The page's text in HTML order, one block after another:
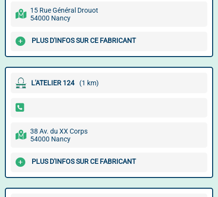
15 Rue Général Drouot
54000 Nancy
PLUS D'INFOS SUR CE FABRICANT
L'ATELIER 124 (1 km)
38 Av. du XX Corps
54000 Nancy
PLUS D'INFOS SUR CE FABRICANT